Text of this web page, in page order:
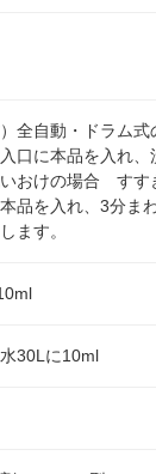
）全自動・ドラム
口に本品を入れ
おけの場合 すす
品を入れ、3分ま
ます。
30Lに10ml